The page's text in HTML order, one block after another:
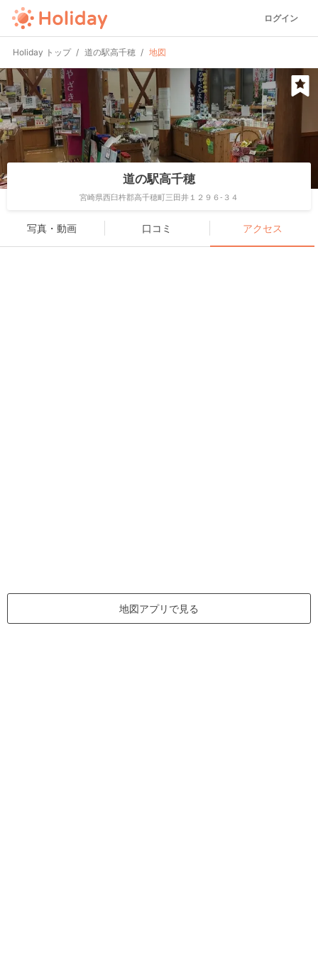
ログイン
Holiday トップ 道の駅高千穂 地図
道の駅高千穂
宮崎県西臼杵郡高千穂町三田井１２９６-３４
写真・動画 口コミ アクセス
地図アプリで見る